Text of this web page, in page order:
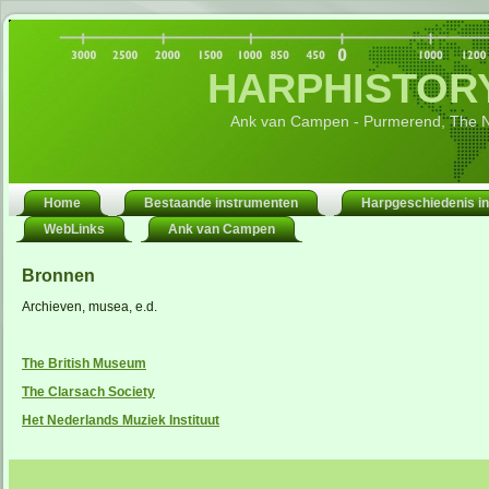
Ank van Campen - Purmerend, The
Home Bestaande instrumenten
Harpgeschiedenis
WebLinks
Ank van Campen
Bronnen
Archieven, musea, e.d.
The British Museum
The Clarsach Society
Het Nederlands Muziek Instituut